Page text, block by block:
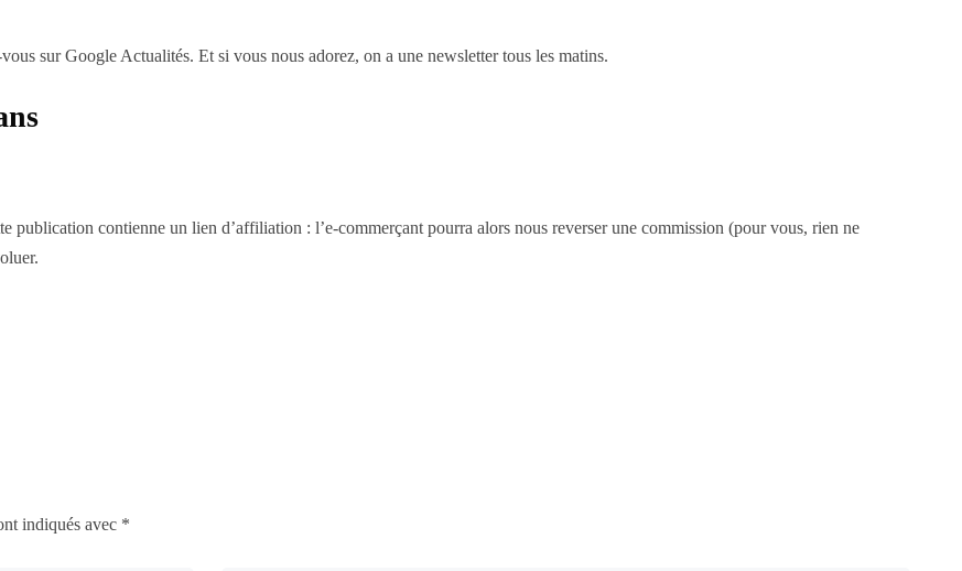
sur Google Actualités. Et si vous nous adorez, on a une newsletter tous les matins.
publication contienne un lien d’affiliation : l’e-commerçant pourra alors nous reverser une commission (pour vous, rien ne
indiqués avec *